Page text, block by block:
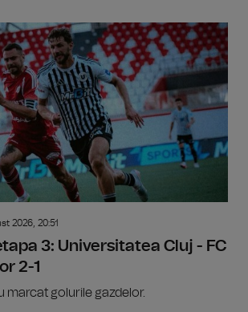
2026, 20:51
3: Universitatea Cluj - FC
2-1
marcat golurile gazdelor.